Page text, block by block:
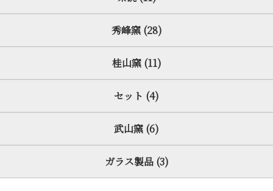
秀峰窯 (28)
桂山窯 (11)
セット (4)
武山窯 (6)
ガラス製品 (3)